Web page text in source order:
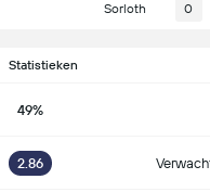
Sorloth
0
Statistieken
49%
2.86